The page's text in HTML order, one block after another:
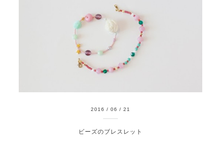
2016 / 06 / 21
ビーズのブレスレット